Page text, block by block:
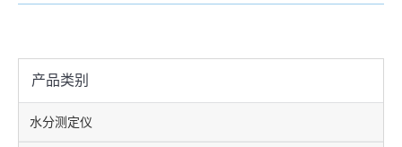
产品类别
水分测定仪